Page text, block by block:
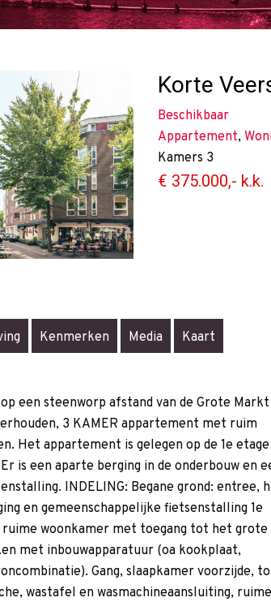
Korte
Beschikbaar
Appartement,
Kamers 3
€ 375.000,- k.k.
Kenmerken Media Kaart
een steenworp afstand van de Grote
3 KAMER appartement met ruim
Het appartement is gelegen op de 1e
is een aparte berging in de onderbouw en
INDELING: Begane grond: entree,
en gemeenschappelijke fietsenstalling 1e
woonkamer met toegang tot het grote
met inbouwapparatuur (oa kookplaat,
Gang, slaapkamer voorzijde,
wastafel en wasmachineaansluiting, ruime